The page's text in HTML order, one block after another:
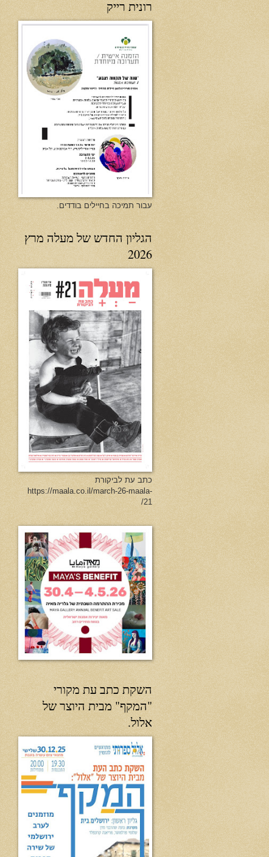
רונית רייק
עבור תמיכה בחיילים בודדים.
הגליון החדש של מעלה מרץ
2026
כתב עת לביקורת
https://maala.co.il/march-26-maala-
21/
השקת כתב עת מקורי
"המקף" מבית היוצר של
אלול.